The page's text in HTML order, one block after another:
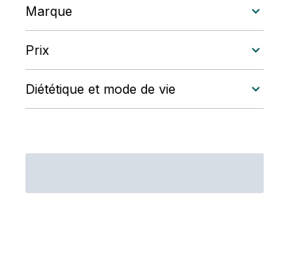
Marque
Prix
Diététique et mode de vie